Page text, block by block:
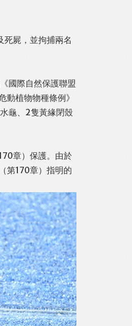
死屍，並拘捕兩名
國際自然保護聯盟
植物物種條例》
龜、2隻黃緣閉殼
章）保護。由於
第170章）指明的